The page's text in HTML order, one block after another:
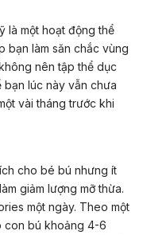
là một hoạt động thể
bạn làm săn chắc vùng
nên tập thể dục
bạn lúc này vẫn chưa
vài tháng trước khi
cho bé bú nhưng ít
giảm lượng mỡ thừa.
một ngày. Theo một
con bú khoảng 4-6